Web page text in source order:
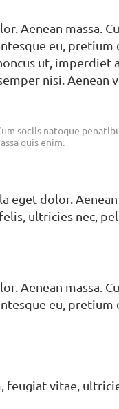
Aenean massa.
eu, pretium
ut, imperdiet
nisi. Aenean
sociis natoque
quis enim.
dolor. Aenean
ultricies nec,
Aenean massa.
eu, pretium
vitae,